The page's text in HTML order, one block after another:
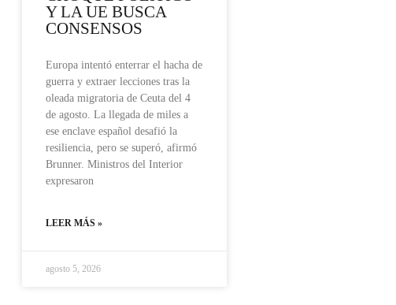
Y LA UE BUSCA
CONSENSOS
Europa intentó enterrar el hacha de
guerra y extraer lecciones tras la
oleada migratoria de Ceuta del 4
de agosto. La llegada de miles a
ese enclave español desafió la
resiliencia, pero se superó, afirmó
Brunner. Ministros del Interior
expresaron
LEER MÁS »
agosto 5, 2026